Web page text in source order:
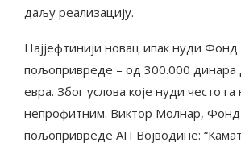
даљу реализацију.
Најјефтинији новац ипак нуди Фонд
пољопривреде – од 300.000 динара
евра. Због услова које нуди често га
непрофитним. Виктор Молнар, Фонд
пољопривреде АП Војводине: